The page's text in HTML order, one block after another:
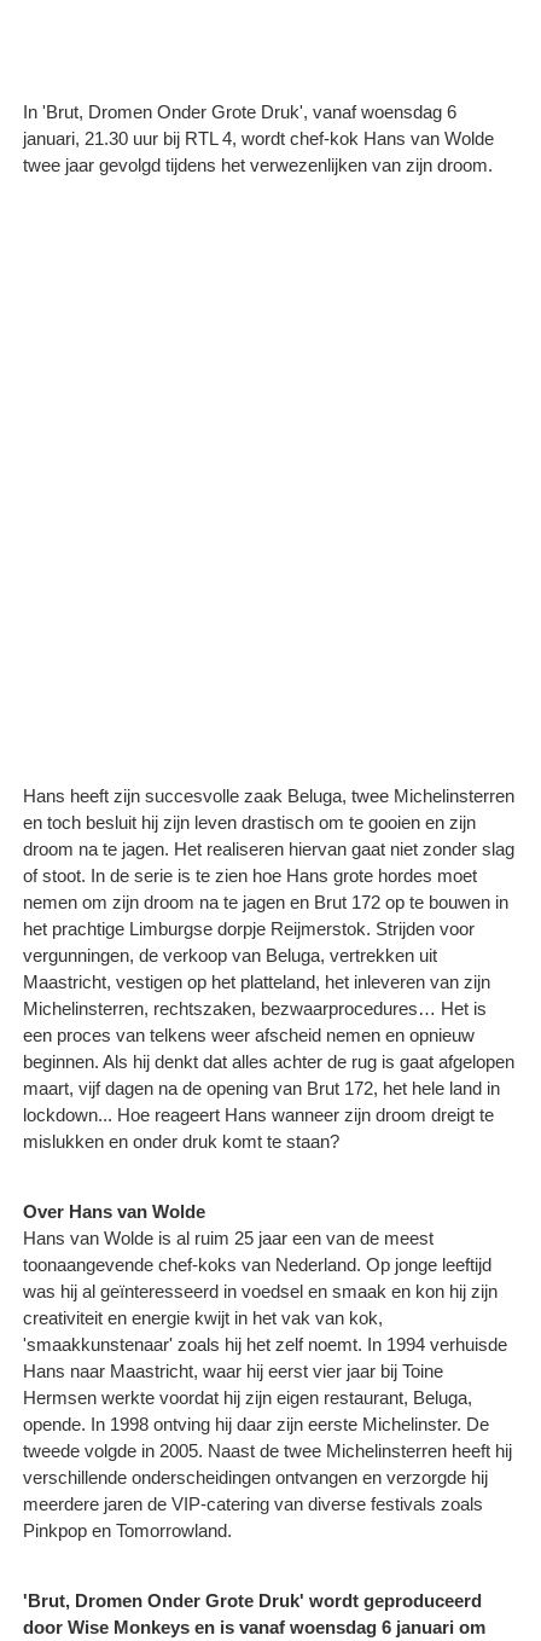
In 'Brut, Dromen Onder Grote Druk', vanaf woensdag 6
januari, 21.30 uur bij RTL 4, wordt chef-kok Hans van Wolde
twee jaar gevolgd tijdens het verwezenlijken van zijn droom.
Hans heeft zijn succesvolle zaak Beluga, twee Michelinsterren
en toch besluit hij zijn leven drastisch om te gooien en zijn
droom na te jagen. Het realiseren hiervan gaat niet zonder slag
of stoot. In de serie is te zien hoe Hans grote hordes moet
nemen om zijn droom na te jagen en Brut 172 op te bouwen in
het prachtige Limburgse dorpje Reijmerstok. Strijden voor
vergunningen, de verkoop van Beluga, vertrekken uit
Maastricht, vestigen op het platteland, het inleveren van zijn
Michelinsterren, rechtszaken, bezwaarprocedures… Het is
een proces van telkens weer afscheid nemen en opnieuw
beginnen. Als hij denkt dat alles achter de rug is gaat afgelopen
maart, vijf dagen na de opening van Brut 172, het hele land in
lockdown... Hoe reageert Hans wanneer zijn droom dreigt te
mislukken en onder druk komt te staan?
Over Hans van Wolde
Hans van Wolde is al ruim 25 jaar een van de meest
toonaangevende chef-koks van Nederland. Op jonge leeftijd
was hij al geïnteresseerd in voedsel en smaak en kon hij zijn
creativiteit en energie kwijt in het vak van kok,
'smaakkunstenaar' zoals hij het zelf noemt. In 1994 verhuisde
Hans naar Maastricht, waar hij eerst vier jaar bij Toine
Hermsen werkte voordat hij zijn eigen restaurant, Beluga,
opende. In 1998 ontving hij daar zijn eerste Michelinster. De
tweede volgde in 2005. Naast de twee Michelinsterren heeft hij
verschillende onderscheidingen ontvangen en verzorgde hij
meerdere jaren de VIP-catering van diverse festivals zoals
Pinkpop en Tomorrowland.
'Brut, Dromen Onder Grote Druk' wordt geproduceerd
door Wise Monkeys en is vanaf woensdag 6 januari om